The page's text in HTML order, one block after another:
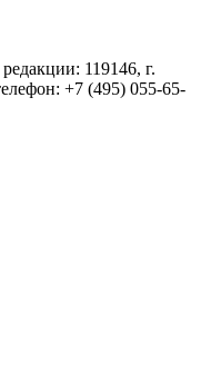
119146, г.
+7 (495) 055-65-